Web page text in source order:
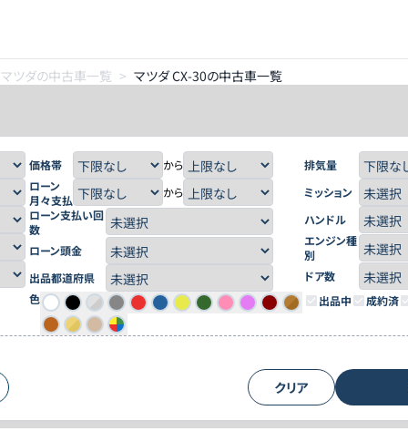
マツダの中古車一覧 > マツダ CX-30の中古車一覧
価格帯
から
ローン
月々支払
から
ローン支払い回
数
ローン頭金
出品都道府県
色
排気量
ミッション
ハンドル
エンジン種
別
ドア数
出品中
成約済
クリア